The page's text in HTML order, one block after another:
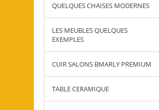
QUELQUES CHAISES MODERNES
LES MEUBLES QUELQUES
EXEMPLES
CUIR SALONS BMARLY PREMIUM
TABLE CERAMIQUE